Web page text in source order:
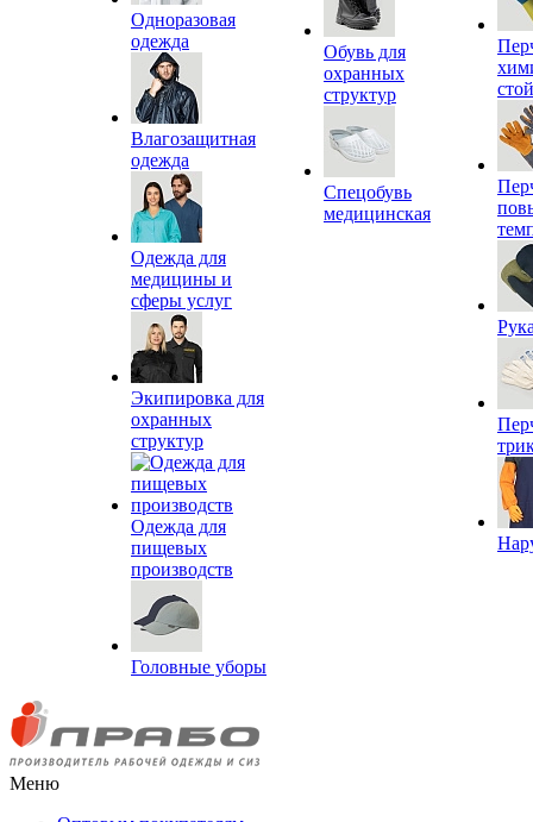
Одноразовая
одежда
Влагозащитная
одежда
Одежда для
медицины и
сферы услуг
Экипировка для
охранных
структур
Одежда для
пищевых
производств
Головные уборы
Обувь для
охранных
структур
Спецобувь
медицинская
Меню